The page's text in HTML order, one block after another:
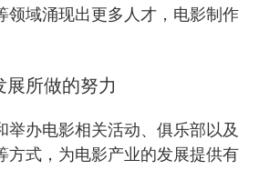
领域涌现出更多人才，电影制作
所做的努力
举办电影相关活动、俱乐部以及
方式，为电影产业的发展提供有